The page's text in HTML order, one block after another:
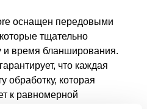
оснащен передовыми
тщательно
и время бланширования.
что каждая
обработку, которая
к равномерной